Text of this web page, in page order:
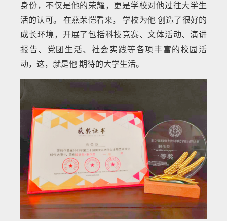
身份，不仅是他的荣耀，更是学校对他过往大学生
活的认可。 在燕荣恺看来， 学校为他 创造了很好的
成长环境，开展了包括科技竞赛、文体活动、演讲
报告、党团生活、社会实践等各项丰富的校园活
动，这，就是他 期待的大学生活。